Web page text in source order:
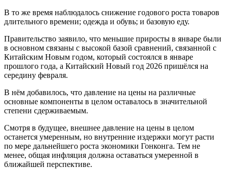
В то же время наблюдалось снижение годового роста товаров
длительного времени; одежда и обувь; и базовую еду.
Правительство заявило, что меньшие приросты в январе были
в основном связаны с высокой базой сравнений, связанной с
Китайским Новым годом, который состоялся в январе
прошлого года, а Китайский Новый год 2026 пришёлся на
середину февраля.
В нём добавилось, что давление на цены на различные
основные компоненты в целом оставалось в значительной
степени сдерживаемым.
Смотря в будущее, внешнее давление на цены в целом
останется умеренным, но внутренние издержки могут расти
по мере дальнейшего роста экономики Гонконга. Тем не
менее, общая инфляция должна оставаться умеренной в
ближайшей перспективе.